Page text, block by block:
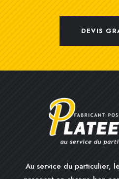
DEVIS
Au service du particulier,